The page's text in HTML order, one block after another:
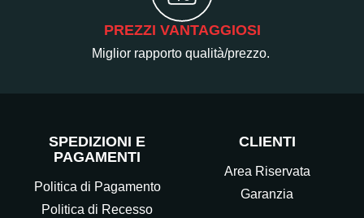
PREZZI VANTAGGIOSI
Miglior rapporto qualità/prezzo.
SPEDIZIONI E
PAGAMENTI
Politica di Pagamento
Politica di Recesso
CLIENTI
Area Riservata
Garanzia